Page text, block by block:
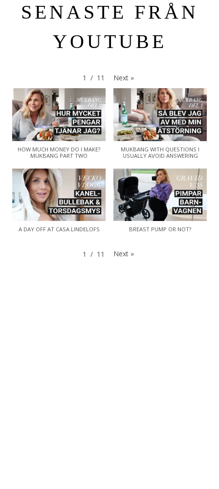
SENASTE FRÅN
YOUTUBE
1 / 11 Next »
HOW MUCH MONEY DO I MAKE?
MUKBANG PART TWO
MUKBANG WITH QUESTIONS I
USUALLY AVOID ANSWERING
A DAY OFF AT CASA LINDELOFS BREAST PUMP OR NOT?
1 / 11 Next »